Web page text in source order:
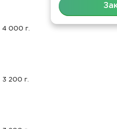
4 000 г.
3 200 г.